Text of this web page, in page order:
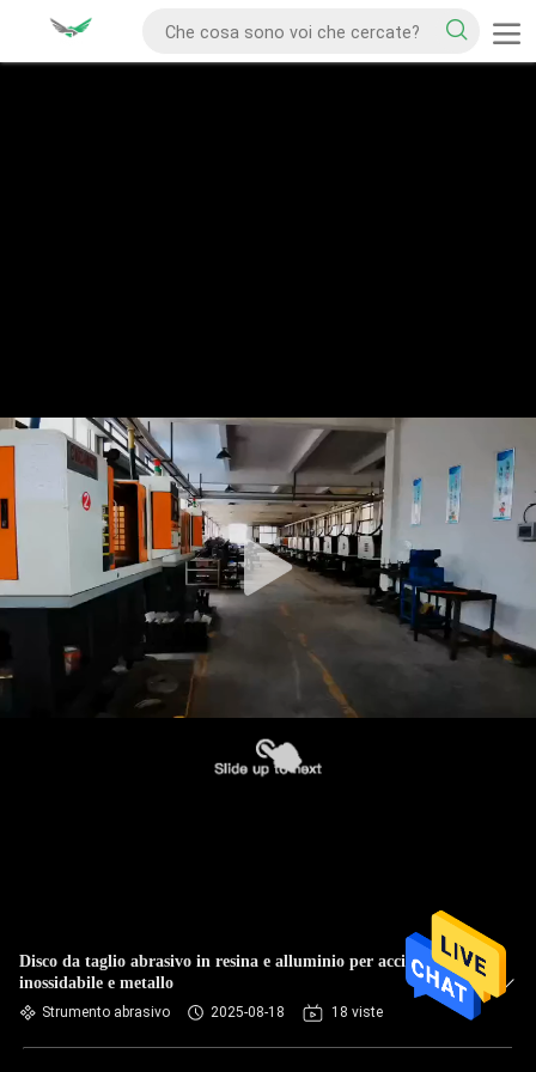
Disco da taglio abrasivo in resina e alluminio per acciaio
inossidabile e metallo
Strumento abrasivo 2025-08-18 18 viste